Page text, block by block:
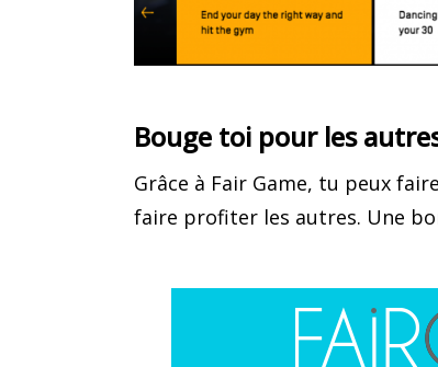
Bouge toi pour les
Grâce à Fair Game, tu peux
faire profiter les autres. Une